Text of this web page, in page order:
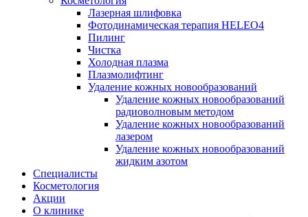
Лазерная шлифовка
Фотодинамическая терапия HELEO4
Пилинг
Чистка
Холодная плазма
Плазмолифтинг
Удаление кожных новообразований
Удаление кожных новообразований
радиоволновым методом
Удаление кожных новообразований
лазером
Удаление кожных новообразований
жидким азотом
Специалисты
Косметология
Акции
О клинике